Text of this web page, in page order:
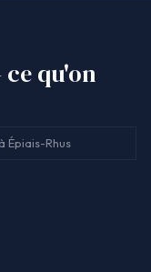
qu'on
Épiais-Rhus